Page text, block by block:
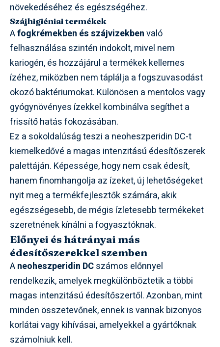
növekedéséhez és egészségéhez.
Szájhigiéniai termékek
Afogkrémekben és szájvizekbenvaló
felhasználása szintén indokolt, mivel nem
kariogén, és hozzájárul a termékek kellemes
ízéhez, miközben nem táplálja a fogszuvasodást
okozó baktériumokat. Különösen a mentolos vagy
gyógynövényes ízekkel kombinálva segíthet a
frissítő hatás fokozásában.
Ez a sokoldalúság teszi a neoheszperidin DC-t
kiemelkedővé a magas intenzitású édesítőszerek
palettáján. Képessége, hogy nem csak édesít,
hanem finomhangolja az ízeket, új lehetőségeket
nyit meg a termékfejlesztők számára, akik
egészségesebb, de mégis ízletesebb termékeket
szeretnének kínálni a fogyasztóknak.
Előnyei és hátrányai más
édesítőszerekkel szemben
Aneoheszperidin DCszámos előnnyel
rendelkezik, amelyek megkülönböztetik a többi
magas intenzitású édesítőszertől. Azonban, mint
minden összetevőnek, ennek is vannak bizonyos
korlátai vagy kihívásai, amelyekkel a gyártóknak
számolniuk kell.